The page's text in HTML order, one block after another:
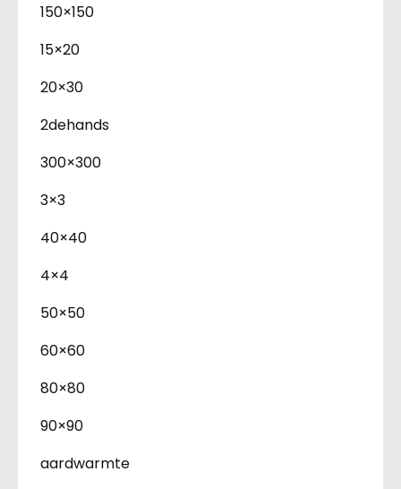
150×150
15×20
20×30
2dehands
300×300
3×3
40×40
4×4
50×50
60×60
80×80
90×90
aardwarmte